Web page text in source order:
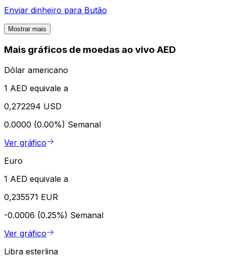
Enviar dinheiro para Butão
Mostrar mais
Mais gráficos de moedas ao vivo AED
Dólar americano
1 AED equivale a
0,272294 USD
0.0000 (0.00%) Semanal
Ver gráfico
Euro
1 AED equivale a
0,235571 EUR
-0.0006 (0.25%) Semanal
Ver gráfico
Libra esterlina